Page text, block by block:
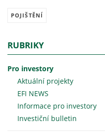
POJIŠTĚNÍ
RUBRIKY
Pro investory
Aktuální projekty
EFI NEWS
Informace pro investory
Investiční bulletin